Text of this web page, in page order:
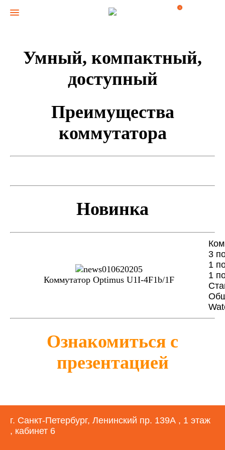
0
Умный, компактный,
доступный
Преимущества
коммутатора
Новинка
Коммутатор Optimus U1I-4F1b/1F
3
1
1
Ознакомиться с
презентацией
г. Санкт-Петербург, Ленинский пр. 139А , 1 этаж
, кабинет 6